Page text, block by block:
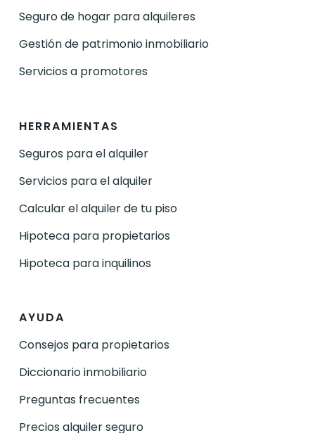
Seguro de hogar para alquileres
Gestión de patrimonio inmobiliario
Servicios a promotores
HERRAMIENTAS
Seguros para el alquiler
Servicios para el alquiler
Calcular el alquiler de tu piso
Hipoteca para propietarios
Hipoteca para inquilinos
AYUDA
Consejos para propietarios
Diccionario inmobiliario
Preguntas frecuentes
Precios alquiler seguro